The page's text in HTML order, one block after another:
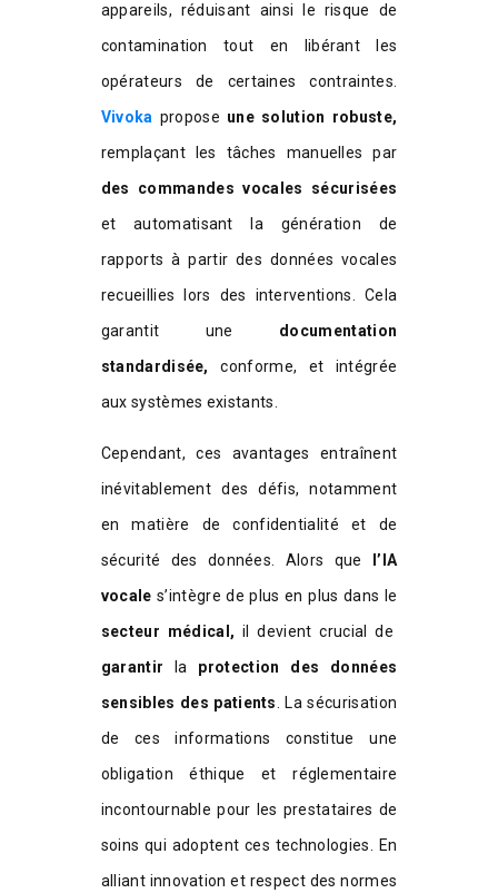
appareils, réduisant ainsi le risque de
contamination tout en libérant les
opérateurs de certaines contraintes.
Vivoka propose une solution robuste,
remplaçant les tâches manuelles par
des commandes vocales sécurisées
et automatisant la génération de
rapports à partir des données vocales
recueillies lors des interventions. Cela
garantit une documentation
standardisée,
conforme, et intégrée
aux systèmes existants.
Cependant, ces avantages entraînent
inévitablement des défis, notamment
en matière de confidentialité et de
sécurité des données. Alors que
l’IA
vocale s’intègre de plus en plus dans le
secteur médical, il devient crucial de
garantir la protection des données
sensibles des patients
. La sécurisation
de ces informations constitue une
obligation éthique et réglementaire
incontournable pour les prestataires de
soins qui adoptent ces technologies. En
alliant innovation et respect des normes